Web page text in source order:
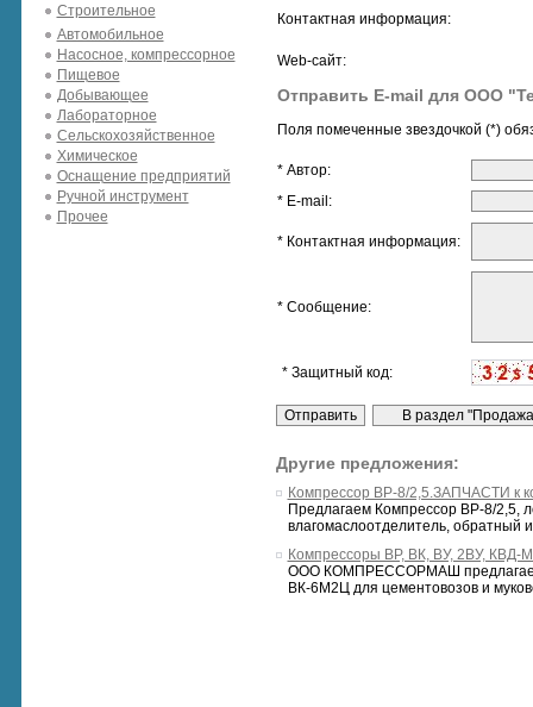
Строительное
Автомобильное
Насосное, компрессорное
Пищевое
Добывающее
Лабораторное
Сельскохозяйственное
Химическое
Оснащение предприятий
Ручной инструмент
Прочее
Контактная информация:
Web-сайт:
Отправить E-mail для ООО
Поля помеченные звездочкой (*)
* Автор:
* E-mail:
* Контактная информация:
* Сообщение:
* Защитный код:
Другие предложения:
Компрессор ВР-8/2,5.ЗАПЧАСТИ к
Предлагаем Компрессор ВР-8/2,5,
влагомаслоотделитель, обратный
Компрессоры ВР, ВК, ВУ, 2ВУ, КВД-
ООО КОМПРЕССОРМАШ предлагает
ВК-6М2Ц для цементовозов и